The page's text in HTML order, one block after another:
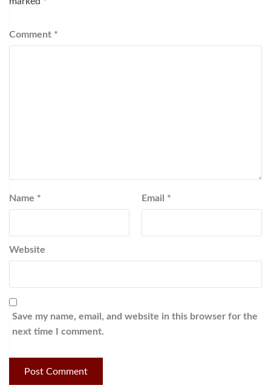
Comment *
Name * Email *
Website
Save my name, email, and website in this browser for the
next time I comment.